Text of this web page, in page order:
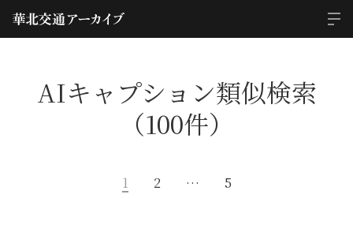
AIキャプション類似検索
（100件）
1 2 … 5